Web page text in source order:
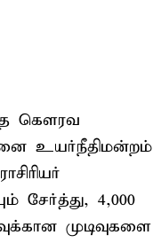
கௌரவ
உயர்நீதிமன்றம்
சேர்த்து, 4,000
முடிவுகளை